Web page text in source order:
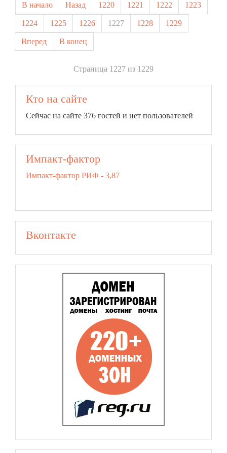
В начало Назад 1220 1221 1222 1223
1224 1225 1226 1227 1228 1229
Вперед В конец
Страница 1227 из 1229
Кто на сайте
Сейчас на сайте 376 гостей и нет пользователей
Импакт-фактор
Импакт-фактор РИФ - 3,87
Вконтакте